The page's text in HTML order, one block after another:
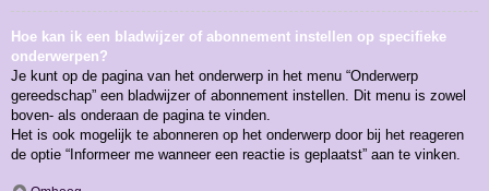
Hoe kan ik een bladwijzer of abonnement instellen op specifieke
onderwerpen?
Je kunt op de pagina van het onderwerp in het menu “Onderwerp
gereedschap” een bladwijzer of abonnement instellen. Dit menu is zowel
boven- als onderaan de pagina te vinden.
Het is ook mogelijk te abonneren op het onderwerp door bij het reageren
de optie “Informeer me wanneer een reactie is geplaatst” aan te vinken.